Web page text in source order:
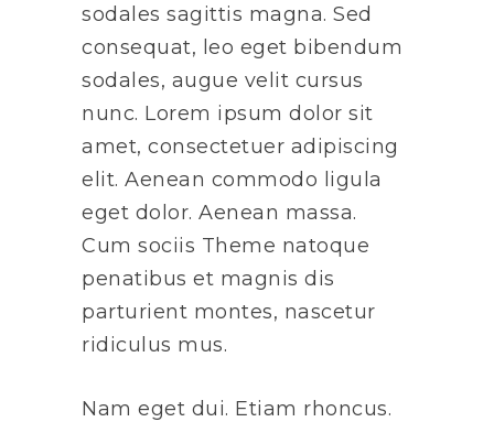
sodales sagittis magna. Sed
consequat, leo eget bibendum
sodales, augue velit cursus
nunc. Lorem ipsum dolor sit
amet, consectetuer adipiscing
elit. Aenean commodo ligula
eget dolor. Aenean massa.
Cum sociis Theme natoque
penatibus et magnis dis
parturient montes, nascetur
ridiculus mus.
Nam eget dui. Etiam rhoncus.